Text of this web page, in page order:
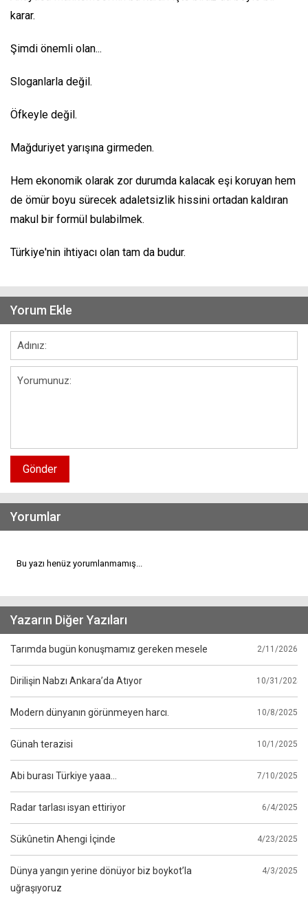
karar.
Şimdi önemli olan...
Sloganlarla değil.
Öfkeyle değil.
Mağduriyet yarışına girmeden.
Hem ekonomik olarak zor durumda kalacak eşi koruyan hem
de ömür boyu sürecek adaletsizlik hissini ortadan kaldıran
makul bir formül bulabilmek.
Türkiye'nin ihtiyacı olan tam da budur.
Yorum Ekle
Gönder
Yorumlar
Bu yazı henüz yorumlanmamış...
Yazarın Diğer Yazıları
Tarımda bugün konuşmamız gereken mesele 2/11/2026
Dirilişin Nabzı Ankara’da Atıyor 10/31/2025
Modern dünyanın görünmeyen harcı. 10/8/2025
Günah terazisi 10/1/2025
Abi burası Türkiye yaaa... 7/10/2025
Radar tarlası isyan ettiriyor 6/4/2025
Sükûnetin Ahengi İçinde 4/23/2025
Dünya yangın yerine dönüyor biz boykot’la
uğraşıyoruz
4/3/2025